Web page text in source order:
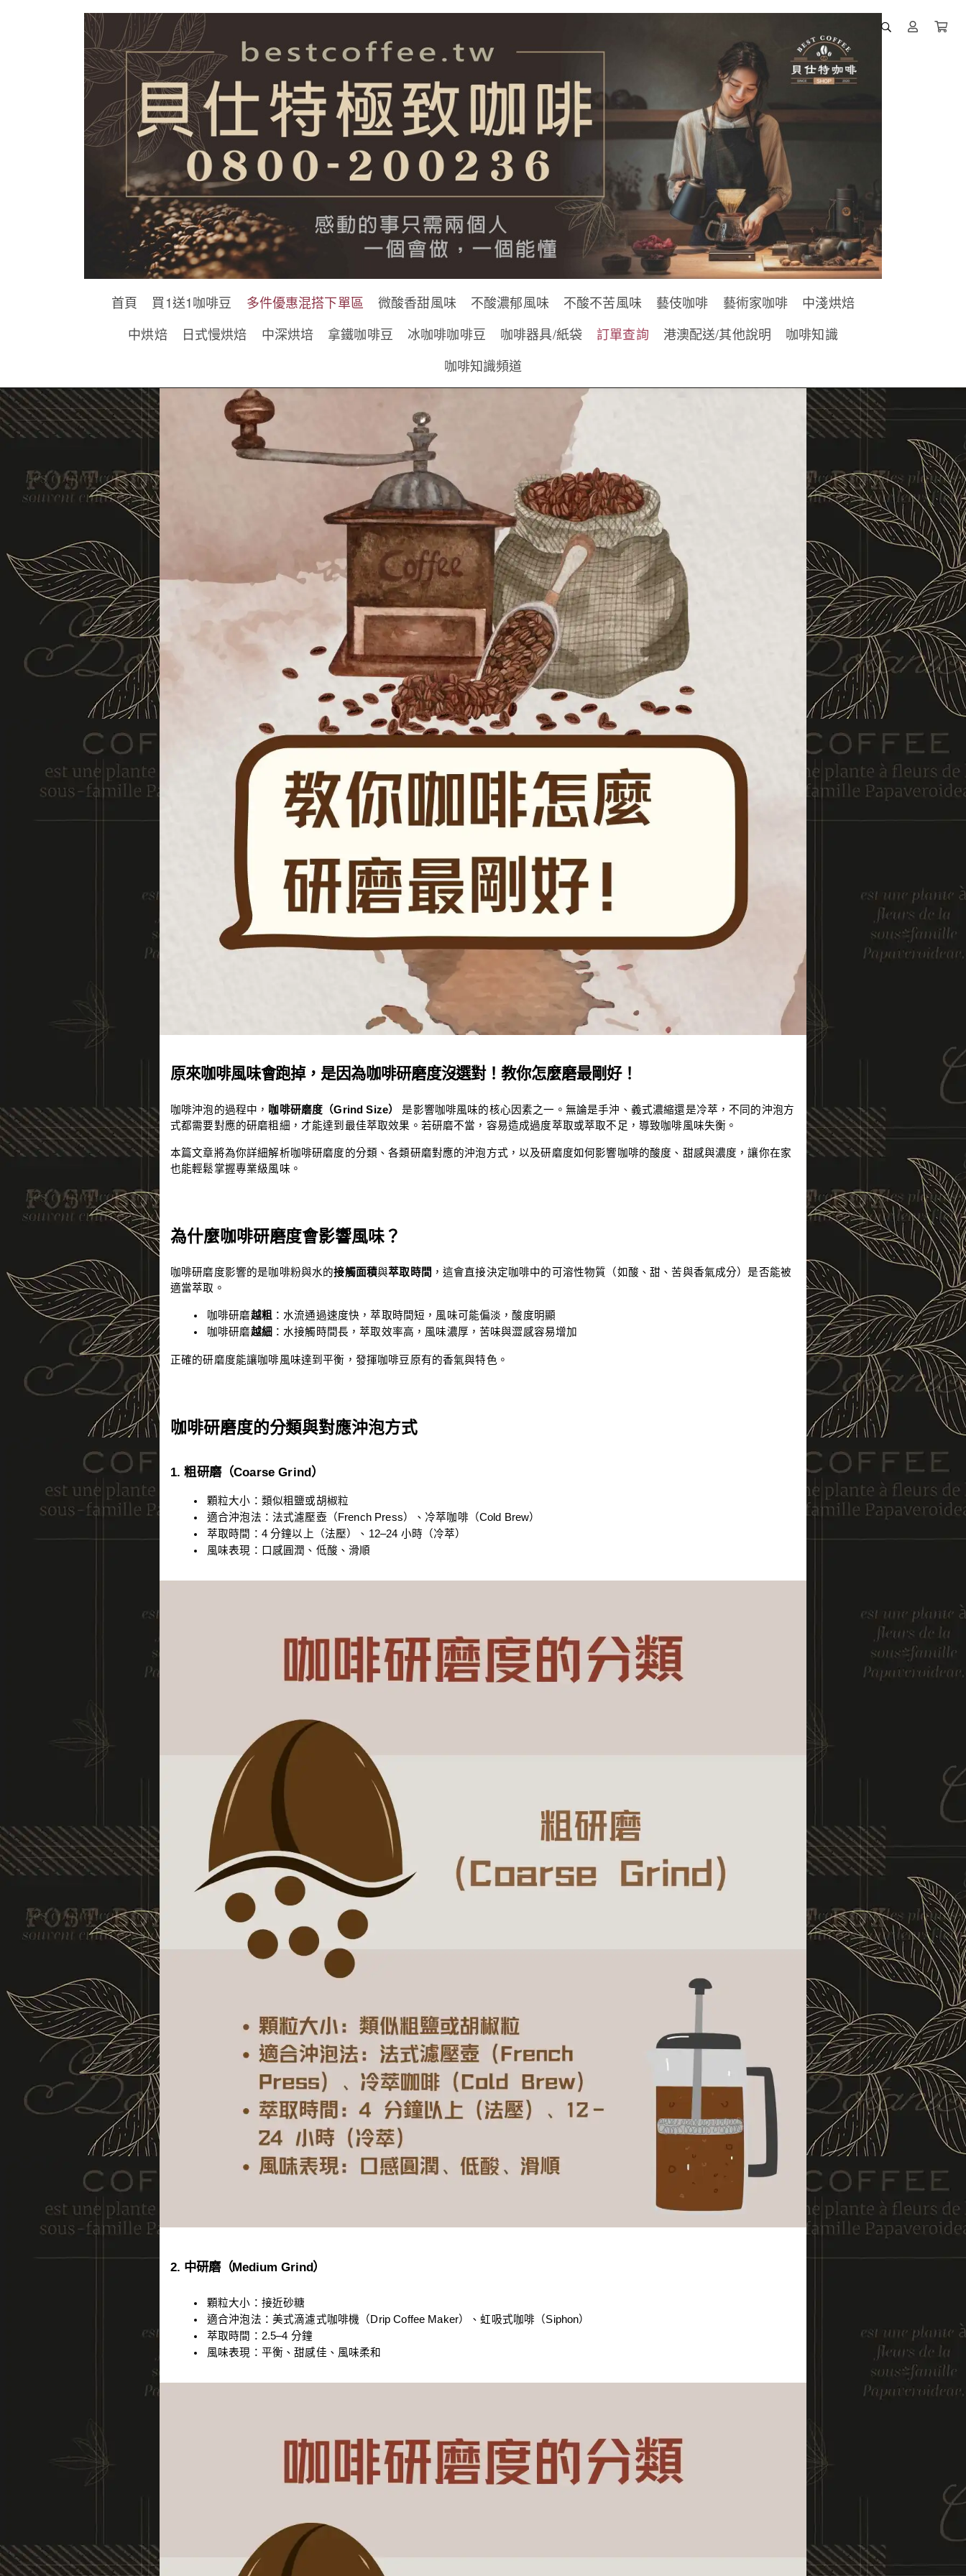
首頁 買1送1咖啡豆 多件優惠混搭下單區 微酸香甜風味 不酸濃郁風味 不酸不苦風味 藝伎咖啡 藝術家咖啡
中淺烘焙
中烘焙
日式慢烘焙 中深烘培 拿鐵咖啡豆 冰咖啡咖啡豆 咖啡器具/紙袋 訂單查詢 港澳配送/其他說明
咖啡知識
咖啡知識頻道
原來咖啡風味會跑掉，是因為咖啡研磨度沒選對！教你怎麼磨最剛好！
咖啡沖泡的過程中， 咖啡研磨度（Grind Size）
是影響咖啡風味的核心因素之一。無論是手沖、義式濃縮還是冷萃，不同的沖泡方
式都需要對應的研磨粗細，才能達到最佳萃取效果。若研磨不當，容易造成過度萃取或萃取不足，導致咖啡風味失衡。
本篇文章將為你詳細解析咖啡研磨度的分類、各類研磨對應的沖泡方式，以及研磨度如何影響咖啡的酸度、甜感與濃度，讓你在家
也能輕鬆掌握專業級風味。
為什麼咖啡研磨度會影響風味？
咖啡研磨度影響的是咖啡粉與水的接觸面積與萃取時間 ，這會直接決定咖啡中的可溶性物質（如酸、甜、苦與香氣成分）是否能被
適當萃取。
咖啡研磨越粗 ：水流通過速度快，萃取時間短，風味可能偏淡，酸度明顯
咖啡研磨越細 ：水接觸時間長，萃取效率高，風味濃厚，苦味與澀感容易增加
正確的研磨度能讓咖啡風味達到平衡，發揮咖啡豆原有的香氣與特色。
咖啡研磨度的分類與對應沖泡方式
1. 粗研磨（Coarse Grind）
顆粒大小：類似粗鹽或胡椒粒
適合沖泡法：法式濾壓壺（French Press）、冷萃咖啡（Cold Brew）
萃取時間：4 分鐘以上（法壓）、12–24 小時（冷萃）
風味表現：口感圓潤、低酸、滑順
2. 中研磨（Medium Grind）
顆粒大小：接近砂糖
適合沖泡法：美式滴濾式咖啡機（Drip Coffee Maker）、虹吸式咖啡（Siphon）
萃取時間：2.5–4 分鐘
風味表現：平衡、甜感佳、風味柔和